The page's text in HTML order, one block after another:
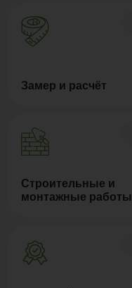
Замер и расчёт
Строительные и
монтажные работы